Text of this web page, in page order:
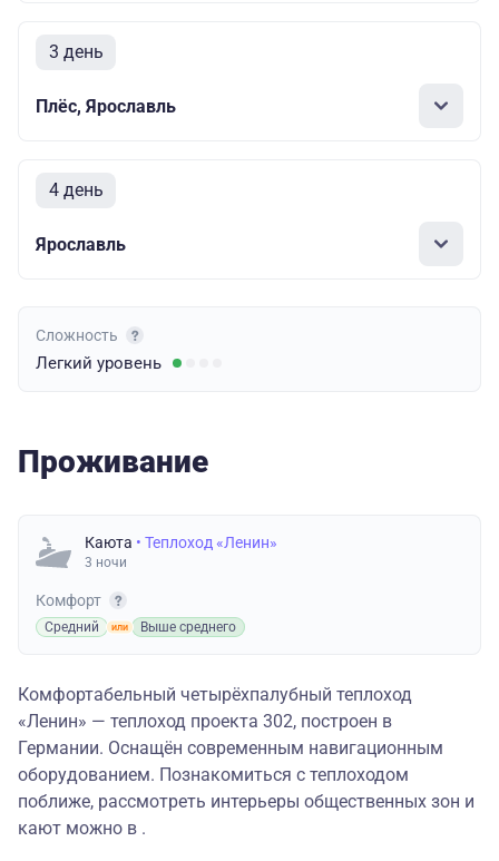
3 день
Плёс, Ярославль
4 день
Ярославль
Сложность
Легкий уровень
Проживание
Каюта • Теплоход «Ленин»
3 ночи
Комфорт
Средний Выше среднего
Комфортабельный четырёхпалубный теплоход
«Ленин» — теплоход проекта 302, построен в
Германии. Оснащён современным навигационным
оборудованием. Познакомиться с теплоходом
поближе, рассмотреть интерьеры общественных зон и
кают можно в .